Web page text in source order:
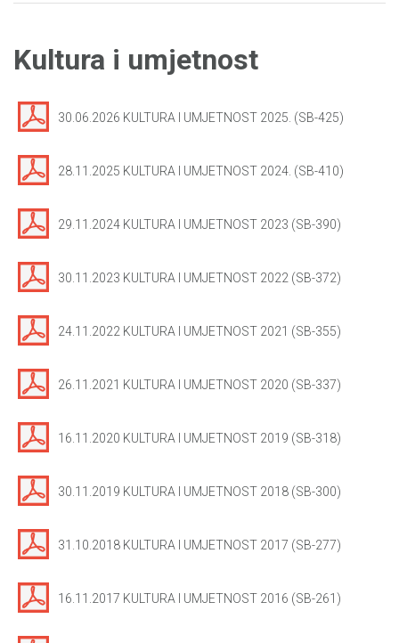
Kultura i umjetnost
30.06.2026 KULTURA I UMJETNOST 2025. (SB-425)
28.11.2025 KULTURA I UMJETNOST 2024. (SB-410)
29.11.2024 KULTURA I UMJETNOST 2023 (SB-390)
30.11.2023 KULTURA I UMJETNOST 2022 (SB-372)
24.11.2022 KULTURA I UMJETNOST 2021 (SB-355)
26.11.2021 KULTURA I UMJETNOST 2020 (SB-337)
16.11.2020 KULTURA I UMJETNOST 2019 (SB-318)
30.11.2019 KULTURA I UMJETNOST 2018 (SB-300)
31.10.2018 KULTURA I UMJETNOST 2017 (SB-277)
16.11.2017 KULTURA I UMJETNOST 2016 (SB-261)